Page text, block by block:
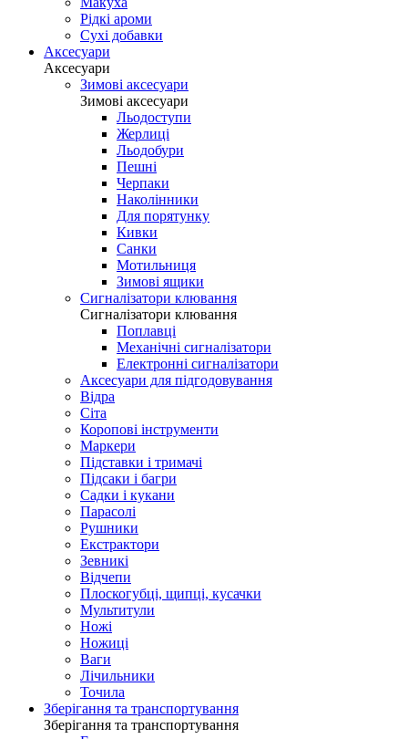
Рідкі ароми
Сухі добавки
Аксесуари
Аксесуари
Зимові аксесуари
Зимові аксесуари
Льодоступи
Жерлиці
Льодобури
Пешні
Черпаки
Наколінники
Для порятунку
Кивки
Санки
Мотильниця
Зимові ящики
Сигналізатори клювання
Сигналізатори клювання
Поплавці
Механічні сигналізатори
Електронні сигналізатори
Аксесуари для підгодовування
Відра
Сіта
Коропові інструменти
Маркери
Підставки і тримачі
Підсаки і багри
Садки і кукани
Парасолі
Рушники
Екстрактори
Зевникі
Відчепи
Плоскогубці, щипці, кусачки
Мультитули
Ножі
Ножиці
Ваги
Лічильники
Точила
Зберігання та транспортування
Зберігання та транспортування